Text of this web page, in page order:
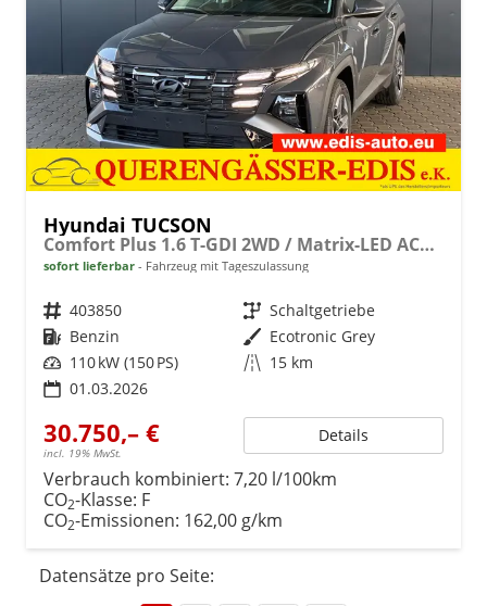
Hyundai TUCSON
Comfort Plus 1.6 T-GDI 2WD / Matrix-LED ACC Shz vo+hi + Lenkradheizung Elek. Heck Alu 18"
sofort lieferbar Fahrzeug mit Tageszulassung
Fahrzeugnr. 403850 Getriebe Schaltgetriebe
Kraftstoff Benzin Außenfarbe Ecotronic Grey
Leistung 110 kW (150 PS) Kilometerstand 15 km
01.03.2026
30.750,– €
incl. 19% MwSt.
Details
Verbrauch kombiniert: 7,20 l/100km
CO2-Klasse: F
CO2-Emissionen: 162,00 g/km
Datensätze pro Seite: